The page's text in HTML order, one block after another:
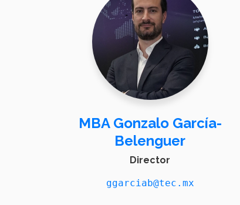
MBA Gonzalo García-
Belenguer
Director
ggarciab@tec.mx